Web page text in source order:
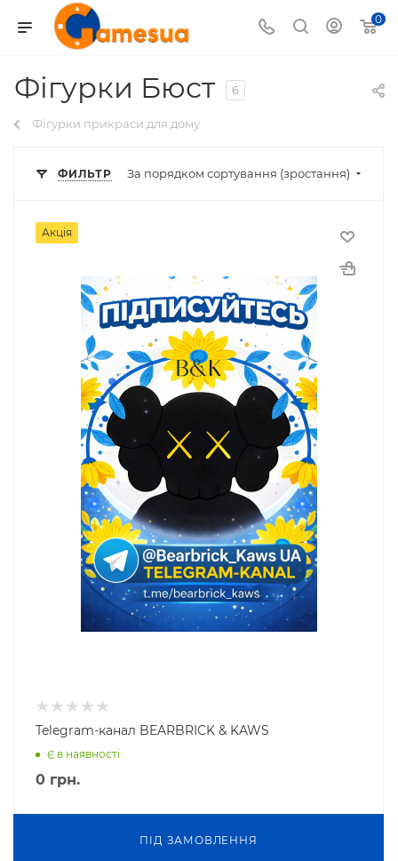
0
Фігурки Бюст 6
Фігурки прикраси для дому
ФИЛЬТР За порядком сортування (зростання)
Акція
Telegram-канал BEARBRICK & KAWS
Є в наявності
0 грн.
ПIД ЗАМОВЛЕННЯ